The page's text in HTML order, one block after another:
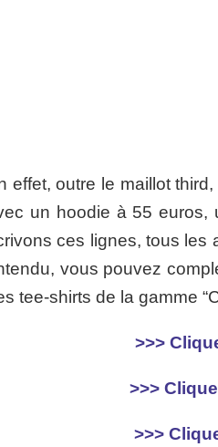
effet, outre le maillot
un hoodie à 55 euros,
ces lignes, tous les
vous pouvez
tee-shirts de la gamme
>>>
>>>
>>>